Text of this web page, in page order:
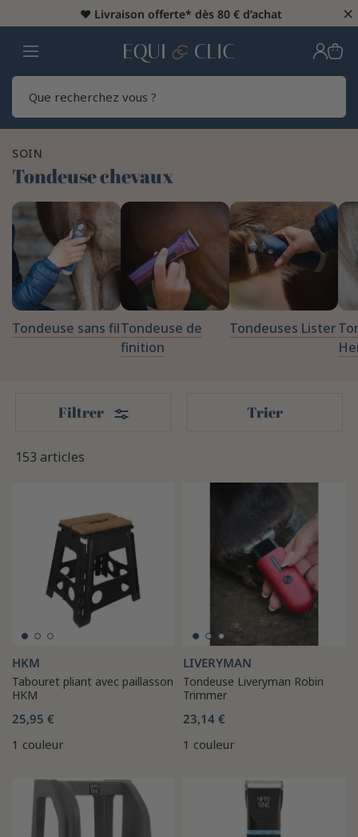
♥️ Livraison offerte* dès 80 € d’achat ×
Home
SOIN
Tondeuse chevaux
Tondeuse sans filTondeuse de
finition
Tondeuses Lister
153 articles
Filtrer Filters Trier
HKM
Tabouret pliant avec paillasson
HKM
25,95 €
1 couleur
LIVERYMAN
Tondeuse Liveryman Robin
Trimmer
23,14 €
1 couleur